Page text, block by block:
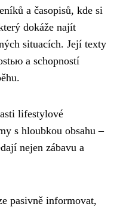
a časopisů, kde si
dokáže najít
situacích. Její texty
a schopností
lifestylové
s hloubkou obsahu –
nejen zábavu a
pasivně informovat,